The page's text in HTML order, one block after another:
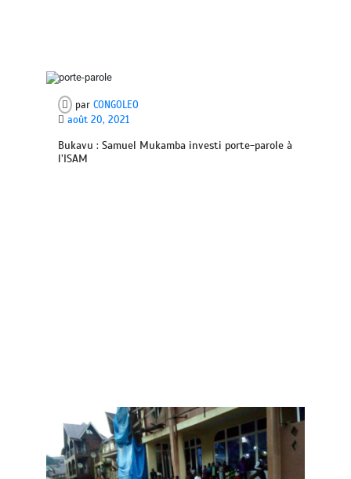
par CONGOLEO
août 20, 2021
Bukavu : Samuel Mukamba investi porte-parole à
l’ISAM